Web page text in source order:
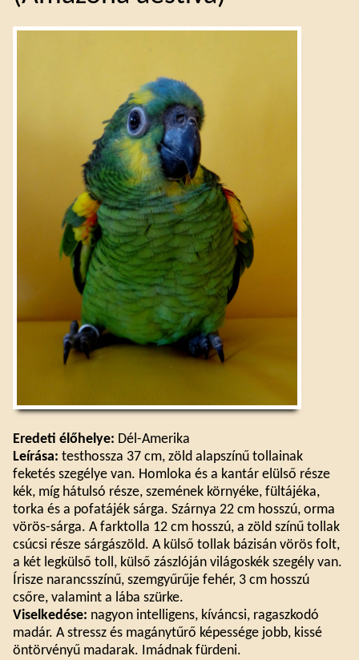
Eredeti élőhelye: Dél-Amerika
Leírása: testhossza 37 cm, zöld alapszínű tollainak
feketés szegélye van. Homloka és a kantár elülső része
kék, míg hátulsó része, szemének környéke, fültájéka,
torka és a pofatájék sárga. Szárnya 22 cm hosszú, orma
vörös-sárga. A farktolla 12 cm hosszú, a zöld színű tollak
csúcsi része sárgászöld. A külső tollak bázisán vörös folt,
a két legkülső toll, külső zászlóján világoskék szegély van.
Írisze narancsszínű, szemgyűrűje fehér, 3 cm hosszú
csőre, valamint a lába szürke.
Viselkedése: nagyon intelligens, kíváncsi, ragaszkodó
madár. A stressz és magánytűrő képessége jobb, kissé
öntörvényű madarak. Imádnak fürdeni.